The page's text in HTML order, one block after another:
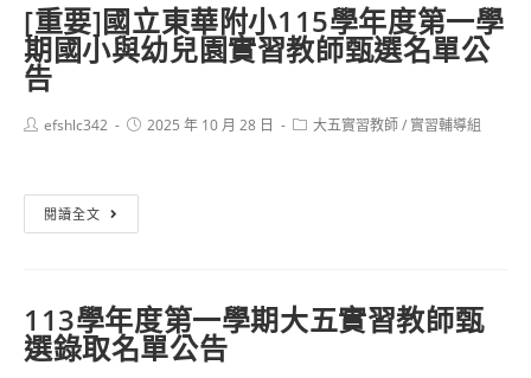
[重要]國立東華附小115學年度第一學
期國小與幼兒園實習教師甄選名單公
告
Postefshlc342
Post2025 年 10 月 28 日
Post大五實習教師/ 實習輔導組
閱讀全文
立
東
113學年度第一學期大五實習教師甄
選錄取名單公告